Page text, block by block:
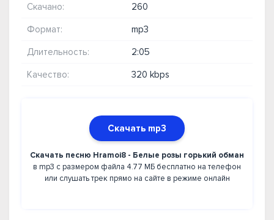
Скачано: 260
Формат: mp3
Длительность: 2:05
Качество: 320 kbps
Скачать mp3
Скачать песню Hramoi8 - Белые розы горький обман
в mp3 с размером файла 4.77 МБ бесплатно на телефон
или слушать трек прямо на сайте в режиме онлайн